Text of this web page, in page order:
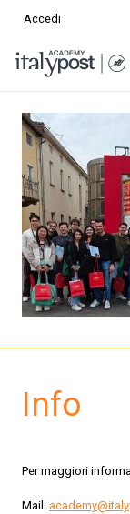
Accedi
Info
Per maggiori
Mail: